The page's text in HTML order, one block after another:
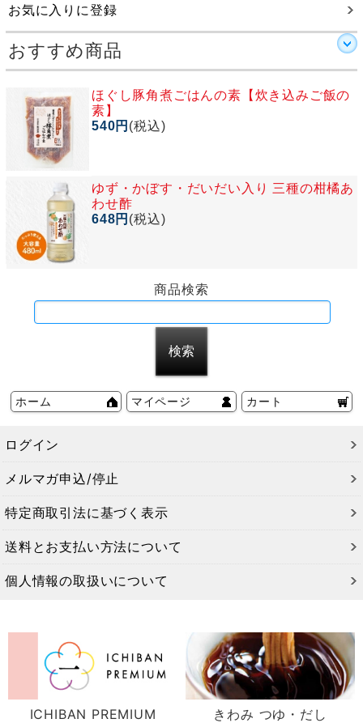
お気に入りに登録
おすすめ商品
ほぐし豚角煮ごはんの素【炊き込みご飯の
素】
540円 (税込)
ゆず・かぼす・だいだい入り 三種の柑橘あ
わせ酢
648円 (税込)
商品検索
ホーム マイページ カート
ログイン
メルマガ申込/停止
特定商取引法に基づく表示
送料とお支払い方法について
個人情報の取扱いについて
ICHIBAN PREMIUM きわみ つゆ・だし